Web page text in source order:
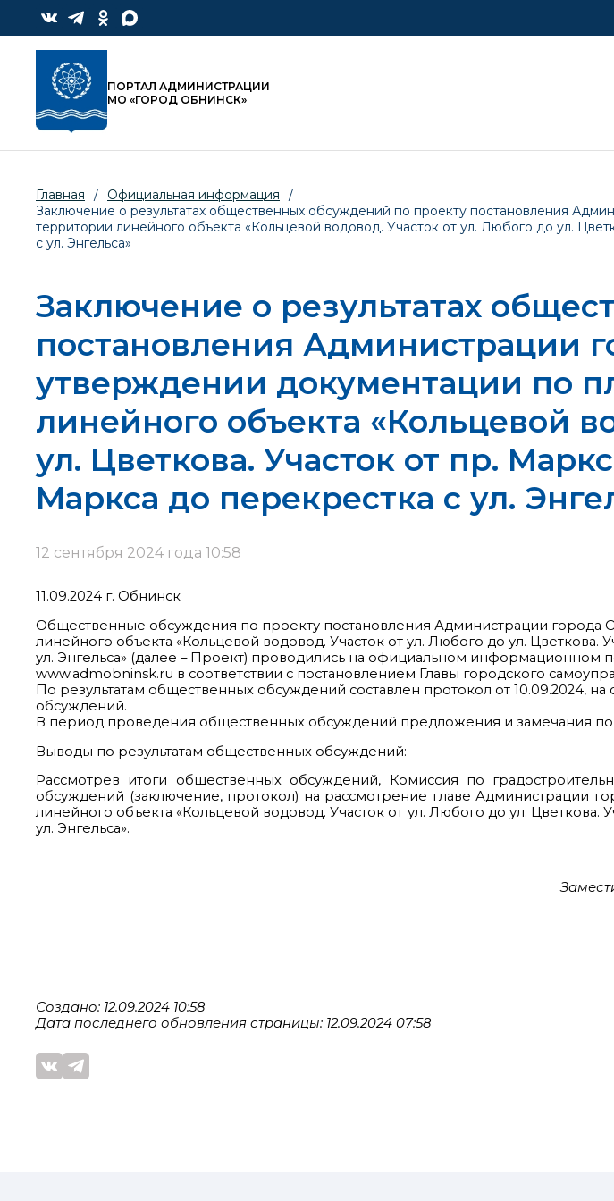
ПОРТАЛ АДМИНИСТРАЦИИ
МО «ГОРОД ОБНИНСК»
Главная / Официальная информация
/
Заключение о результатах общественных обсуждений по проекту постановления
территории линейного объекта «Кольцевой водовод. Участок от ул. Любого до ул.
с ул. Энгельса»
Заключение о результатах
постановления Администрации
утверждении документации по
линейного объекта «Кольцевой
ул. Цветкова. Участок от пр.
Маркса до перекрестка с ул.
12 сентября 2024 года 10:58
11.09.2024 г. Обнинск
Общественные обсуждения по проекту постановления Администрации
линейного объекта «Кольцевой водовод. Участок от ул. Любого до ул.
ул. Энгельса» (далее – Проект) проводились на официальном информационном
www.admobninsk.ru в соответствии с постановлением Главы городского
По результатам общественных обсуждений составлен протокол от 10.09.2024,
обсуждений.
В период проведения общественных обсуждений предложения и замечания по
Выводы по результатам общественных обсуждений:
Рассмотрев итоги общественных обсуждений, Комиссия по
обсуждений (заключение, протокол) на рассмотрение главе Администрации
линейного объекта «Кольцевой водовод. Участок от ул. Любого до ул.
ул. Энгельса».
Создано: 12.09.2024 10:58
Дата последнего обновления страницы: 12.09.2024 07:58